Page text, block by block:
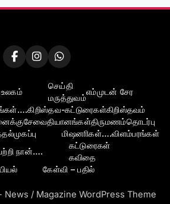
உலகம்
செய்தி
மருத்துவம்
எம்முடன் சேர
கிறிஸ்தவ-கட்டுரைகள்கிறிஸ்தவம்
சேவைதியானங்கள்திருமணம்தொடர்பு
முகப்பு மிஷனாிகள்….விளம்பரங்கள்
நான்….
கட்டுரைகள்
கவிதை
கேள்வி – பதில்
News / Magazine WordPress Theme